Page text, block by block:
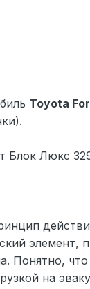
Toyota
Блок Люкс
элемент,
Понятно, что
на